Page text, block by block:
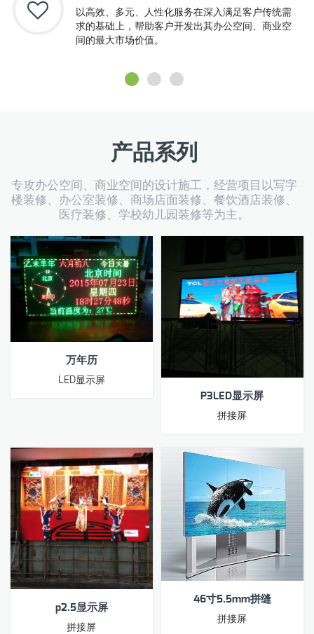
以高效、多元、人性化服务在深入满足客户传统需
求的基础上，帮助客户开发出其办公空间、商业空
间的最大市场价值。
产品系列
专攻办公空间、商业空间的设计施工，经营项目以写字
楼装修、办公室装修、商场店面装修、餐饮酒店装修、
医疗装修、学校幼儿园装修等为主。
万年历
LED显示屏
P3LED显示屏
拼接屏
p2.5显示屏
拼接屏
46寸5.5mm拼缝
拼接屏